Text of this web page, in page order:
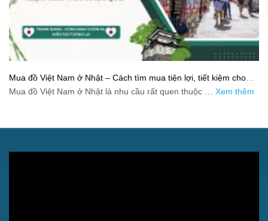
Mua đồ Việt Nam ở Nhật – Cách tìm mua tiện lợi, tiết kiệm cho
người xa quê
Mua đồ Việt Nam ở Nhật là nhu cầu rất quen thuộc … Xem thêm